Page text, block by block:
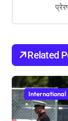
o
n
Related
International